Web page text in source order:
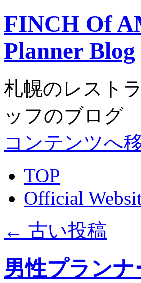
FINCH Of
Planner Blog
札幌のレスト
ッフのブログ
コンテンツへ
TOP
Official
← 古い投稿
男性プラン